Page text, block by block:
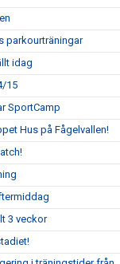
parkourträningar
idag
15
SportCamp
Hus på Fågelvallen!
3 veckor